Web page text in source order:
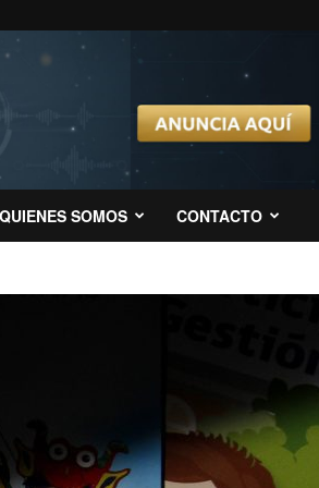
QUIENES SOMOS CONTACTO